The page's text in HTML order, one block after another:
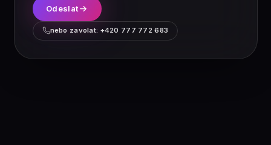
Odeslat
nebo zavolat: +420 777 772 683